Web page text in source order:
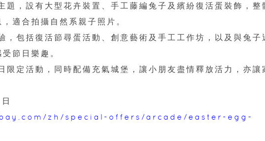
題，設有大型花卉裝置、手工藤編兔子及繽紛復活蛋裝飾，整
適合拍攝自然系親子照片。
，包括復活節尋蛋活動、創意藝術及手工工作坊，以及與兔子
節日樂趣。
限定活動，同時配備充氣城堡，讓小朋友盡情釋放活力，亦讓
zh/special-offers/arcade/easter-egg-